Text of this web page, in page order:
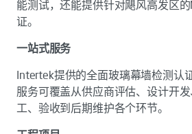
能测试，还能提供针对飓风高发区
证。
一站式服务
Intertek提供的全面玻璃幕墙检测认
服务可覆盖从供应商评估、设计开
工、验收到后期维护各个环节。